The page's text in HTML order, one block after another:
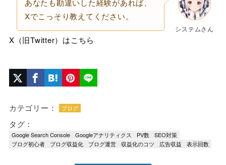
システムさん
あなたも勘違いした経験があれば、
Xでこっそり教えてください。
X（旧Twitter）はこちら
カテゴリー： ブログ
タグ：
Google Search Console Googleアナリティクス PV数
SEO対策
ブログ初心者
ブログ収益化 ブログ運営 収益化のコツ 広告収益 表示回数